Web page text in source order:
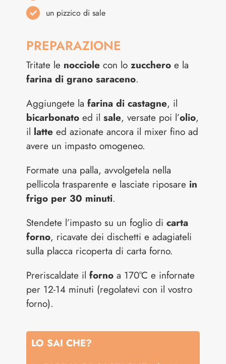
un pizzico di sale
PREPARAZIONE
Tritate le nocciole con lozucchero e la
farina di grano saraceno.
Aggiungete lafarina di castagne, il
bicarbonato ed ilsale, versate poi l’olio,
il latte ed azionate ancora il mixer fino ad
avere un impasto omogeneo.
Formate una palla, avvolgetela nella
pellicola trasparente e lasciate riposare in
frigo per 30 minuti.
Stendete l’impasto su un foglio dicarta
forno, ricavate dei dischetti e adagiateli
sulla placca ricoperta di carta forno.
Preriscaldate ilforno a 170°C e infornate
per 12-14 minuti (regolatevi con il vostro
forno).
LO SAI CHE?